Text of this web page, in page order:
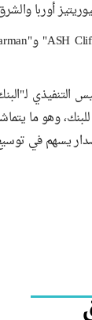
التنفيذي
للبنك، وهو ما
يسهم في